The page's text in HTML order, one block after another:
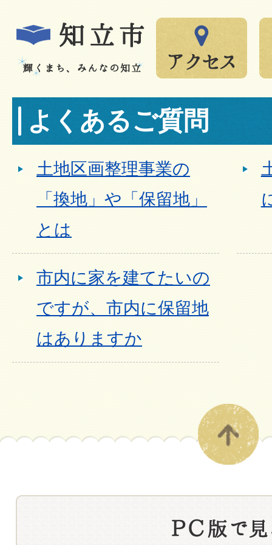
よくあるご質問
土地区画整理事業の
「換地」や「保留地」
とは
市内に家を建てたいの
ですが、市内に保留地
はありますか